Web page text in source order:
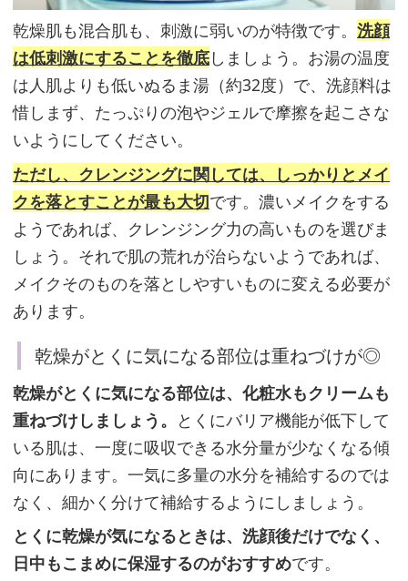
を
プ
ラ
ス
乾
燥
小
わ
が
に
な
る
な
ら
「ナ
イ
ア
シ
乾燥肌も混合肌も、刺激に弱いのが特徴です。 洗顔
は低刺激にすることを徹底しましょう。お湯の温度
は人肌よりも低いぬるま湯（約32度）で、洗顔料は
惜しまず、たっぷりの泡やジェルで摩擦を起こさな
いようにしてください。
ただし、クレンジングに関しては、しっかりとメイ
クを落とすことが最も大切です。濃いメイクをする
ようであれば、クレンジング力の高いものを選びま
しょう。それで肌の荒れが治らないようであれば、
メイクそのものを落としやすいものに変える必要が
あります。
乾燥がとくに気になる部位は重ねづけが◎
乾燥がとくに気になる部位は、化粧水もクリームも
重ねづけしましょう。 とくにバリア機能が低下して
いる肌は、一度に吸収できる水分量が少なくなる傾
向にあります。一気に多量の水分を補給するのでは
なく、細かく分けて補給するようにしましょう。
とくに乾燥が気になるときは、洗顔後だけでなく、
日中もこまめに保湿するのがおすすめです。